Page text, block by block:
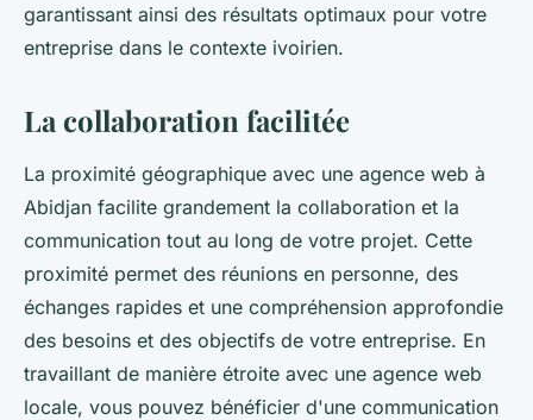
garantissant ainsi des résultats optimaux pour votre
entreprise dans le contexte ivoirien.
La collaboration facilitée
La proximité géographique avec une agence web à
Abidjan facilite grandement la collaboration et la
communication tout au long de votre projet. Cette
proximité permet des réunions en personne, des
échanges rapides et une compréhension approfondie
des besoins et des objectifs de votre entreprise. En
travaillant de manière étroite avec une agence web
locale, vous pouvez bénéficier d'une communication